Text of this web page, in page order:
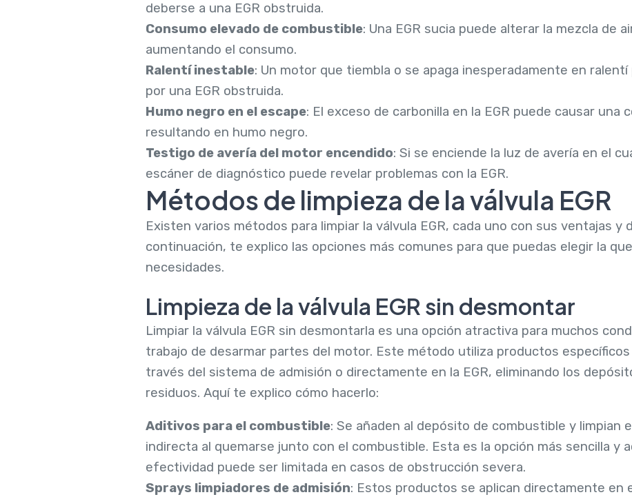
deberse a una EGR obstruida.
Consumo elevado de combustible: Una EGR sucia puede alterar la mezcla de
aumentando el consumo.
Ralentí inestable: Un motor que tiembla o se apaga inesperadamente en
por una EGR obstruida.
Humo negro en el escape: El exceso de carbonilla en la EGR puede causar una
resultando en humo negro.
Testigo de avería del motor encendido: Si se enciende la luz de avería en el
escáner de diagnóstico puede revelar problemas con la EGR.
Métodos de limpieza de la válvula EGR
Existen varios métodos para limpiar la válvula EGR, cada uno con sus ventajas y
continuación, te explico las opciones más comunes para que puedas elegir la
necesidades.
Limpieza de la válvula EGR sin desmontar
Limpiar la válvula EGR sin desmontarla es una opción atractiva para muchos
trabajo de desarmar partes del motor. Este método utiliza productos
través del sistema de admisión o directamente en la EGR, eliminando los
residuos. Aquí te explico cómo hacerlo:
Aditivos para el combustible: Se añaden al depósito de combustible y limpian
indirecta al quemarse junto con el combustible. Esta es la opción más sencilla y
efectividad puede ser limitada en casos de obstrucción severa.
Sprays limpiadores de admisión: Estos productos se aplican directamente en